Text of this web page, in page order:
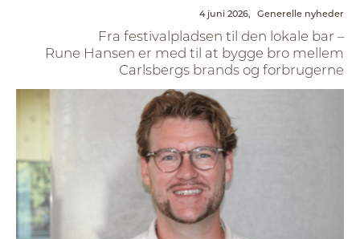
4 juni 2026, Generelle nyheder
Fra festivalpladsen til den lokale bar –
Rune Hansen er med til at bygge bro mellem
Carlsbergs brands og forbrugerne